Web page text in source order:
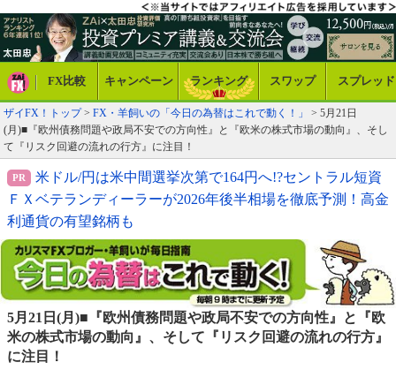
FX比較 キャンペーン ランキング スワップ スプレッド
ザイFX！トップ> FX・羊飼いの「今日の為替はこれで動く！」
> 5月21日
(月)■『欧州債務問題や政局不安での方向性』と『欧米の株式市場の動向』、そし
て『リスク回避の流れの行方』に注目！
米ドル/円は米中間選挙次第で164円へ!?セントラル短資
ＦＸベテランディーラーが2026年後半相場を徹底予測！高金
利通貨の有望銘柄も
5月21日(月)■『欧州債務問題や政局不安での方向性』と『欧
米の株式市場の動向』、そして『リスク回避の流れの行方』
に注目！